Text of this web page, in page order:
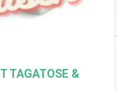
TAGATOSE & G